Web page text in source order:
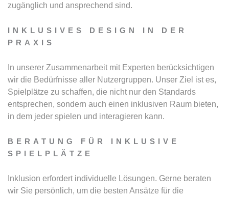
zugänglich und ansprechend sind.
INKLUSIVES DESIGN IN DER
PRAXIS
In unserer Zusammenarbeit mit Experten berücksichtigen
wir die Bedürfnisse aller Nutzergruppen. Unser Ziel ist es,
Spielplätze zu schaffen, die nicht nur den Standards
entsprechen, sondern auch einen inklusiven Raum bieten,
in dem jeder spielen und interagieren kann.
BERATUNG FÜR INKLUSIVE
SPIELPLÄTZE
Inklusion erfordert individuelle Lösungen. Gerne beraten
wir Sie persönlich, um die besten Ansätze für die